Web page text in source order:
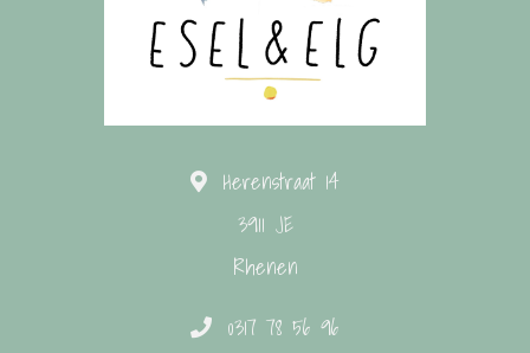
Herenstraat 14
3911 JE
Rhenen
0317 78 56 96